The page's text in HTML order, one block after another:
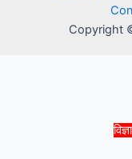
Copyright